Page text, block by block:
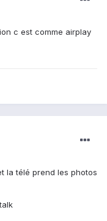
c est comme airplay
la télé prend les photos